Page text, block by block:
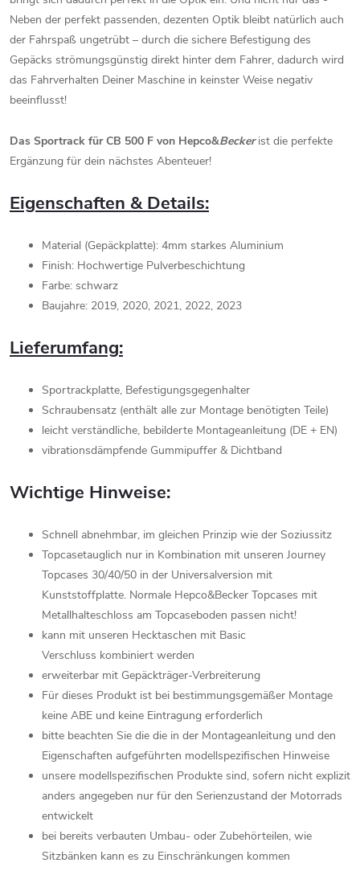
Neben der perfekt passenden, dezenten Optik bleibt natürlich auch
der Fahrspaß ungetrübt – durch die sichere Befestigung des
Gepäcks strömungsgünstig direkt hinter dem Fahrer, dadurch wird
das Fahrverhalten Deiner Maschine in keinster Weise negativ
beeinflusst!
Das Sportrack für CB 500 F von Hepco&Beckerist die perfekte
Ergänzung für dein nächstes Abenteuer!
Eigenschaften & Details:
Material (Gepäckplatte): 4mm starkes Aluminium
Finish: Hochwertige Pulverbeschichtung
Farbe: schwarz
Baujahre: 2019, 2020, 2021, 2022, 2023
Lieferumfang:
Sportrackplatte, Befestigungsgegenhalter
Schraubensatz (enthält alle zur Montage benötigten Teile)
leicht verständliche, bebilderte Montageanleitung (DE + EN)
vibrationsdämpfende Gummipuffer & Dichtband
Wichtige Hinweise:
Schnell abnehmbar, im gleichen Prinzip wie der Soziussitz
Topcasetauglich nur in Kombination mit unseren Journey
Topcases 30/40/50 in der Universalversion mit
Kunststoffplatte. Normale Hepco&Becker Topcases mit
Metallhalteschloss am Topcaseboden passen nicht!
kann mit unseren Hecktaschen mit Basic
Verschluss kombiniert werden
erweiterbar mit Gepäckträger-Verbreiterung
Für dieses Produkt ist bei bestimmungsgemäßer Montage
keine ABE und keine Eintragung erforderlich
bitte beachten Sie die die in der Montageanleitung und den
Eigenschaften aufgeführten modellspezifischen Hinweise
unsere modellspezifischen Produkte sind, sofern nicht explizit
anders angegeben nur für den Serienzustand der Motorrads
entwickelt
bei bereits verbauten Umbau- oder Zubehörteilen, wie
Sitzbänken kann es zu Einschränkungen kommen